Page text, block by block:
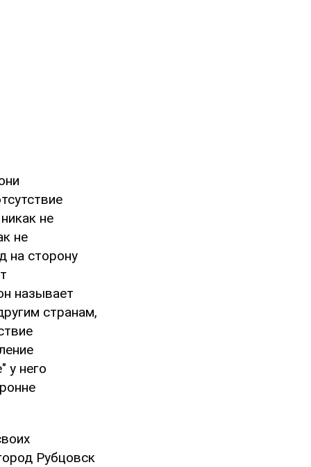
не
не
на сторону
называет
странам,
у него
Рубцовск